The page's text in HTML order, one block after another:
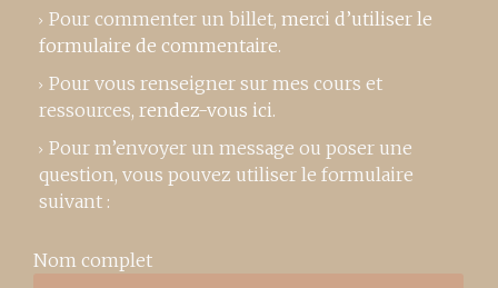
Pour commenter un billet, merci d’utiliser le
formulaire de commentaire.
Pour vous renseigner sur mes cours et
ressources, rendez-vous ici.
Pour m’envoyer un message ou poser une
question, vous pouvez utiliser le formulaire
suivant :
Nom complet